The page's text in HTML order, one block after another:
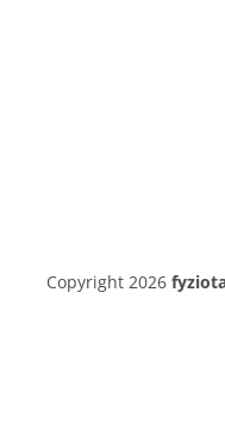
Copyright 2026